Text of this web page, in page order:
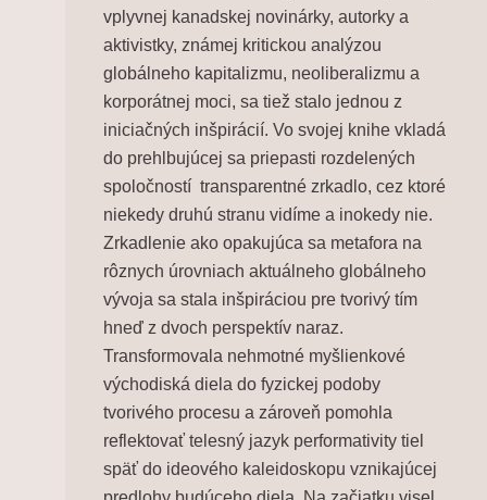
vplyvnej kanadskej novinárky, autorky a
aktivistky, známej kritickou analýzou
globálneho kapitalizmu, neoliberalizmu a
korporátnej moci, sa tiež stalo jednou z
iniciačných inšpirácií. Vo svojej knihe vkladá
do prehlbujúcej sa priepasti rozdelených
spoločností transparentné zrkadlo, cez ktoré
niekedy druhú stranu vidíme a inokedy nie.
Zrkadlenie ako opakujúca sa metafora na
rôznych úrovniach aktuálneho globálneho
vývoja sa stala inšpiráciou pre tvorivý tím
hneď z dvoch perspektív naraz.
Transformovala nehmotné myšlienkové
východiská diela do fyzickej podoby
tvorivého procesu a zároveň pomohla
reflektovať telesný jazyk performativity tiel
späť do ideového kaleidoskopu vznikajúcej